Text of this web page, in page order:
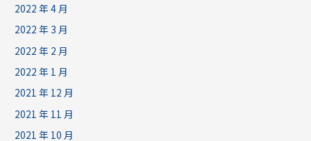
2022 年 4 月
2022 年 3 月
2022 年 2 月
2022 年 1 月
2021 年 12 月
2021 年 11 月
2021 年 10 月